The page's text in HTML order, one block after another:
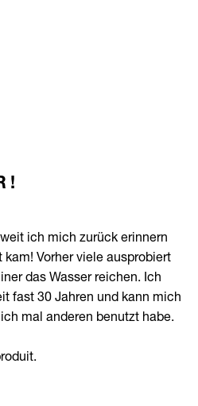
!
ich mich zurück erinnern
Vorher viele ausprobiert
das Wasser reichen. Ich
fast 30 Jahren und kann mich
mal anderen benutzt habe.